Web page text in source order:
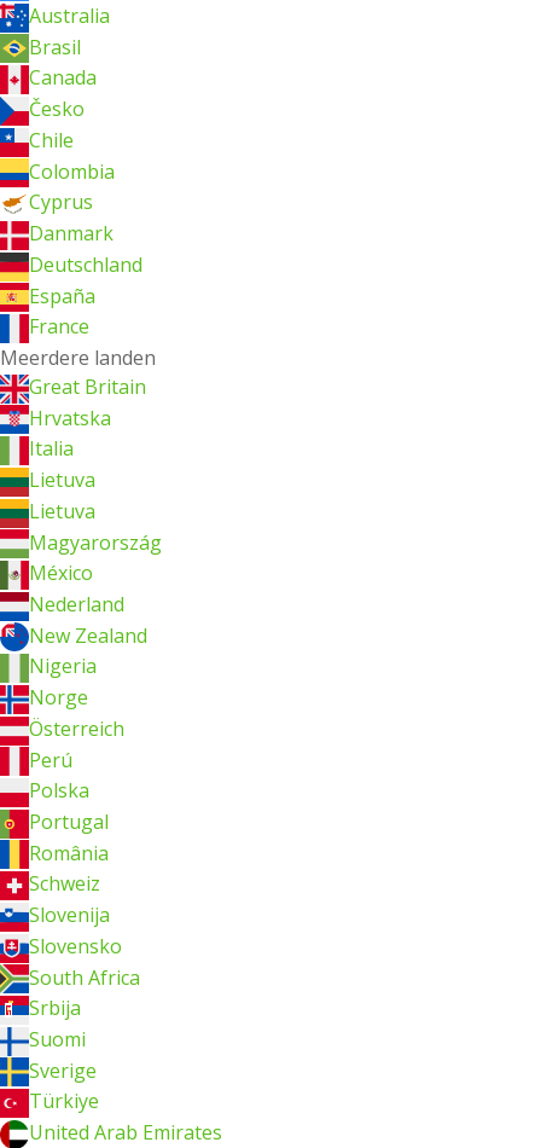
Australia
Brasil
Canada
Česko
Chile
Colombia
Cyprus
Danmark
Deutschland
España
France
Meerdere landen
Great Britain
Hrvatska
Italia
Lietuva
Lietuva
Magyarország
México
Nederland
New Zealand
Nigeria
Norge
Österreich
Perú
Polska
Portugal
România
Schweiz
Slovenija
Slovensko
South Africa
Srbija
Suomi
Sverige
Türkiye
United Arab Emirates